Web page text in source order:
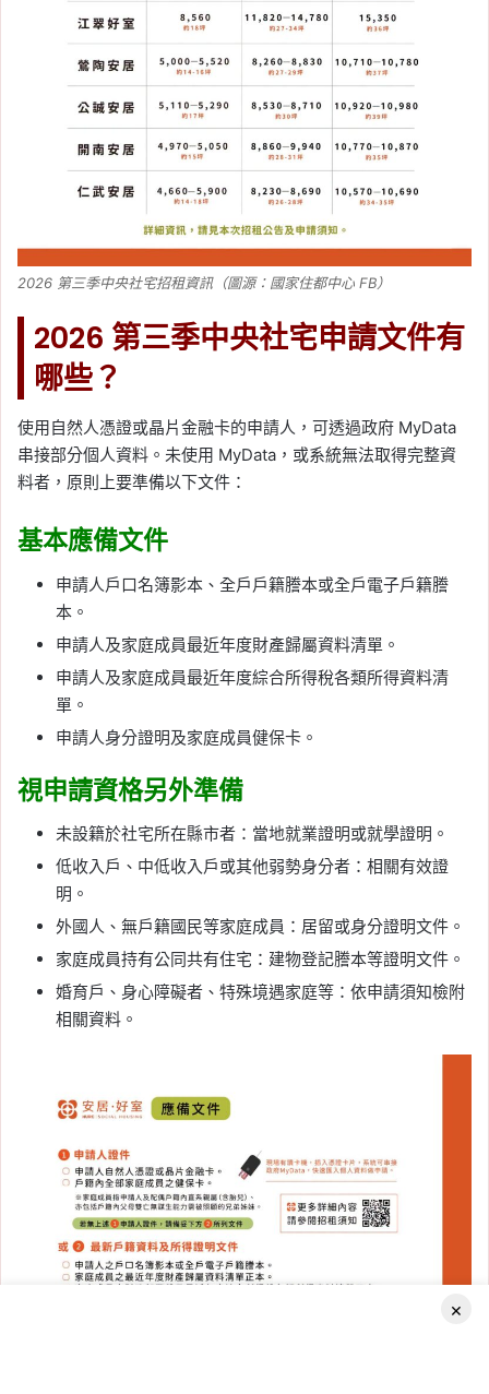
2026 第三季中央社宅招租資訊（圖源：國家住都中心 FB）
2026 第三季中央社宅申請文件有
哪些？
使用自然人憑證或晶片金融卡的申請人，可透過政府 MyData
串接部分個人資料。未使用 MyData，或系統無法取得完整資
料者，原則上要準備以下文件：
基本應備文件
申請人戶口名簿影本、全戶戶籍謄本或全戶電子戶籍謄
本。
申請人及家庭成員最近年度財產歸屬資料清單。
申請人及家庭成員最近年度綜合所得稅各類所得資料清
單。
申請人身分證明及家庭成員健保卡。
視申請資格另外準備
未設籍於社宅所在縣市者：當地就業證明或就學證明。
低收入戶、中低收入戶或其他弱勢身分者：相關有效證
明。
外國人、無戶籍國民等家庭成員：居留或身分證明文件。
家庭成員持有公同共有住宅：建物登記謄本等證明文件。
婚育戶、身心障礙者、特殊境遇家庭等：依申請須知檢附
相關資料。
×